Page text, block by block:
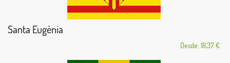
Santa Eugènia
Desde: 18,37 €